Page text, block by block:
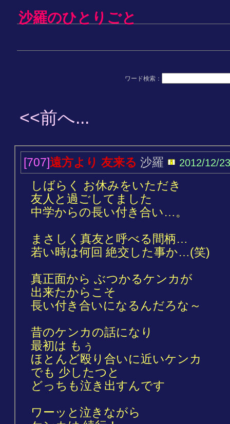
沙羅のひとりごと
ワード検索：
<<前へ...
[707]遠方より 友来る 沙羅 2012/12/
しばらく お休みをいただき
友人と過ごしてました
中学からの長い付き合い…。
まさしく真友と呼べる間柄…
若い時は何回 絶交した事か…(笑)
真正面から ぶつかるケンカが
出来たからこそ
長い付き合いになるんだろな～
昔のケンカの話になり
最初は もぅ
ほとんど殴り合いに近いケンカ
でも 少したつと
どっちも泣き出すんです
ワーッと泣きながら